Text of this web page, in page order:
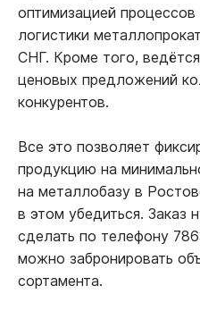
оптимизацией
логистики
СНГ. Кроме того,
ценовых предложений
конкурентов.
Все это позволяет
продукцию на
на металлобазу в
в этом убедиться.
сделать по телефону
можно забронировать
сортамента.